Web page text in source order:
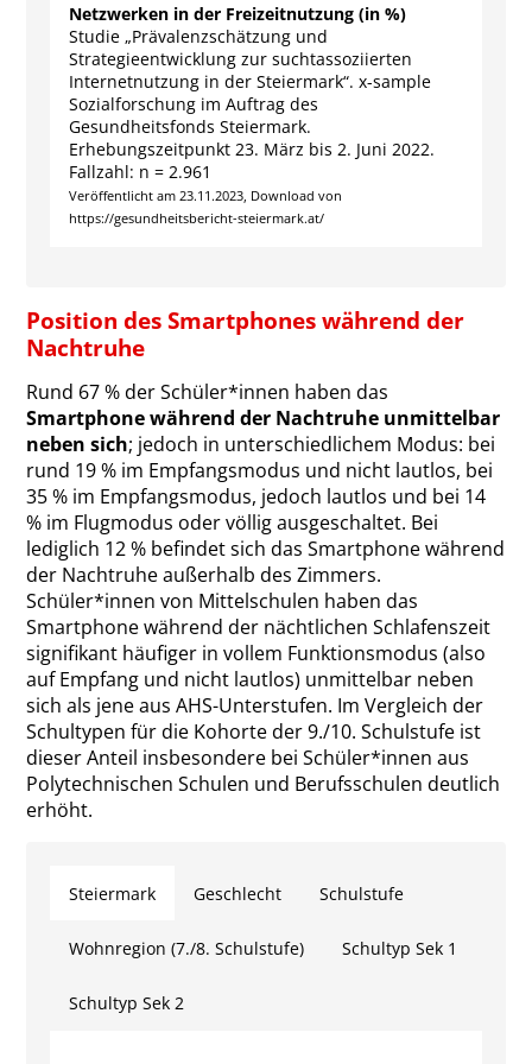
Netzwerken in der Freizeitnutzung (in %)
Studie „Prävalenzschätzung und
Strategieentwicklung zur suchtassoziierten
Internetnutzung in der Steiermark“. x-sample
Sozialforschung im Auftrag des
Gesundheitsfonds Steiermark.
Erhebungszeitpunkt 23. März bis 2. Juni 2022.
Fallzahl: n = 2.961
Veröffentlicht am 23.11.2023, Download von
https://gesundheitsbericht-steiermark.at/
Position des Smartphones während der
Nachtruhe
Rund 67 % der Schüler*innen haben das
Smartphone während der Nachtruhe unmittelbar
neben sich; jedoch in unterschiedlichem Modus: bei
rund 19 % im Empfangsmodus und nicht lautlos, bei
35 % im Empfangsmodus, jedoch lautlos und bei 14
% im Flugmodus oder völlig ausgeschaltet. Bei
lediglich 12 % befindet sich das Smartphone während
der Nachtruhe außerhalb des Zimmers.
Schüler*innen von Mittelschulen haben das
Smartphone während der nächtlichen Schlafenszeit
signifikant häufiger in vollem Funktionsmodus (also
auf Empfang und nicht lautlos) unmittelbar neben
sich als jene aus AHS-Unterstufen. Im Vergleich der
Schultypen für die Kohorte der 9./10. Schulstufe ist
dieser Anteil insbesondere bei Schüler*innen aus
Polytechnischen Schulen und Berufsschulen deutlich
erhöht.
Steiermark Geschlecht Schulstufe
Wohnregion (7./8. Schulstufe) Schultyp Sek 1
Schultyp Sek 2